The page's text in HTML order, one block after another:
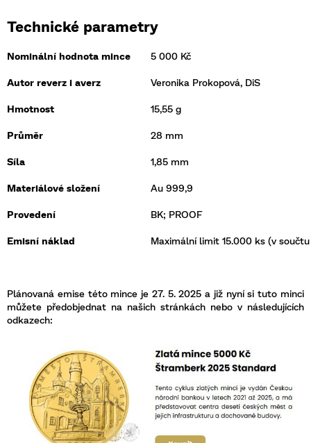
Technické parametry
Nominální hodnota mince 5 000 Kč
Autor reverz i averz Veronika Prokopová, DiS
Hmotnost 15,55 g
Průměr 28 mm
Síla 1,85 mm
Materiálové složení Au 999,9
Provedení BK; PROOF
Emisní náklad Maximální limit 15.000 ks (v součtu
Plánovaná emise této mince je 27. 5. 2025 a již nyní si tuto minci
můžete předobjednat na našich stránkách nebo v následujících
odkazech: